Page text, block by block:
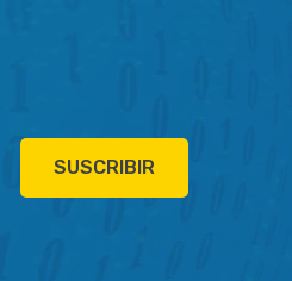
SUSCRIBIR